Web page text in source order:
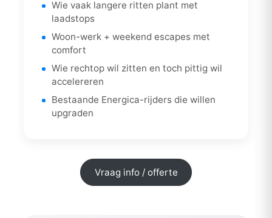
Wie vaak langere ritten plant met
laadstops
Woon-werk + weekend escapes met
comfort
Wie rechtop wil zitten en toch pittig wil
accelereren
Bestaande Energica-rijders die willen
upgraden
Vraag info / offerte